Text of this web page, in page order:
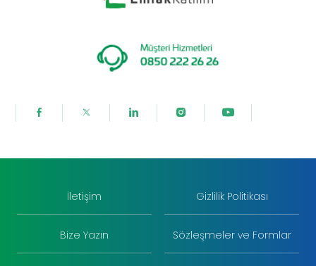
İletişim
Bize Yazın
Gizlilik Politikası
Sözleşmeler ve Formlar